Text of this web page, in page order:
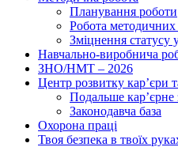
Планування роботи
Робота методичних
Зміцнення статусу
Навчально-виробнича
ЗНО/НМТ – 2026
Центр розвитку кар’єри
Подальше кар’єрне
Законодавча база
Охорона праці
Твоя безпека в твоїх